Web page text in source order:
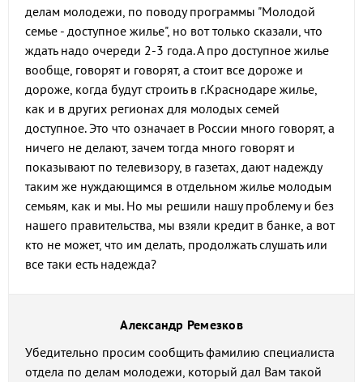
делам молодежи, по поводу программы "Молодой
семье - доступное жилье", но вот только сказали, что
ждать надо очереди 2-3 года. А про доступное жилье
вообще, говорят и говорят, а стоит все дороже и
дороже, когда будут строить в г.Краснодаре жилье,
как и в других регионах для молодых семей
доступное. Это что означает в России много говорят, а
ничего не делают, зачем тогда много говорят и
показывают по телевизору, в газетах, дают надежду
таким же нуждающимся в отдельном жилье молодым
семьям, как и мы. Но мы решили нашу проблему и без
нашего правительства, мы взяли кредит в банке, а вот
кто не может, что им делать, продолжать слушать или
все таки есть надежда?
Александр Ремезков
Убедительно просим сообщить фамилию специалиста
отдела по делам молодежи, который дал Вам такой